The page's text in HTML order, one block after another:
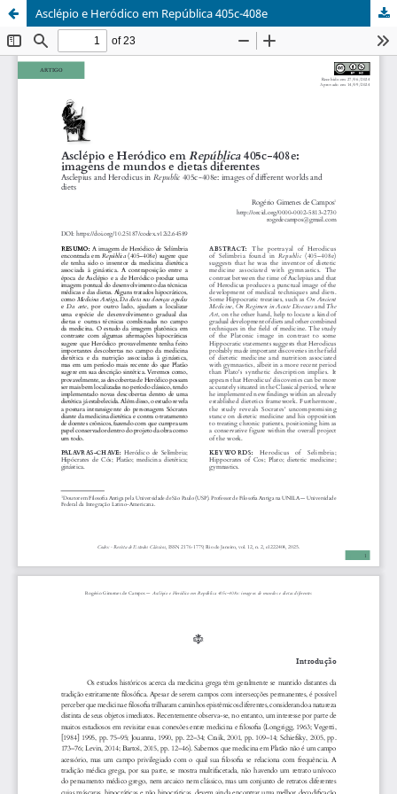
Asclépio e Heródico em República 405c-408e